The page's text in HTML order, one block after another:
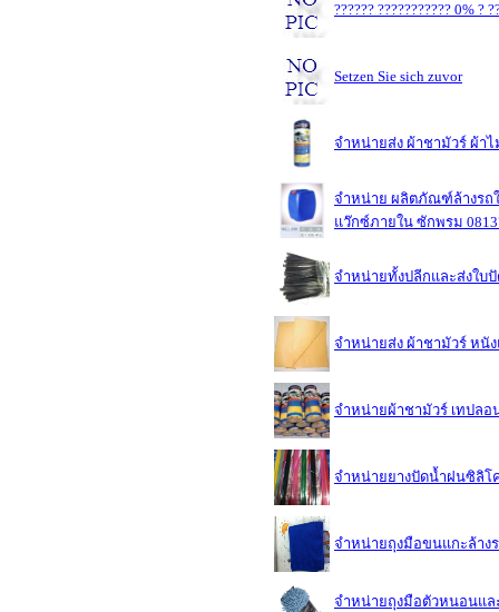
?????? ??????????? 0% ?
Setzen Sie sich zuvor
จำหน่ายส่ง ผ้าชามัวร์ ผ้าไ
จำหน่าย ผลิตภัณฑ์ล้างรถ
แว๊กซ์ภายใน ซักพรม
จำหน่ายทั้งปลีกและส่งใบ
จำหน่ายส่ง ผ้าชามัวร์ หนัง
จำหน่ายผ้าชามัวร์ เทปลอ
จำหน่ายยางปัดน้ำฝนซิลิโ
จำหน่ายถุงมือขนแกะล้าง
จำหน่ายถุงมือตัวหนอนแล